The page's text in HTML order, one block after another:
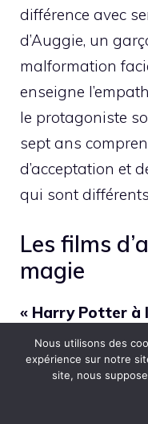
différence avec
d’Auggie, un
malformation
enseigne
le protagoniste
sept ans
d’acceptation et
qui sont
Les films
magie
« Harry Potter à
(2001)
incursion des
franchises
Poudlard
Nous utilisons des
expérience sur notre
site, nous